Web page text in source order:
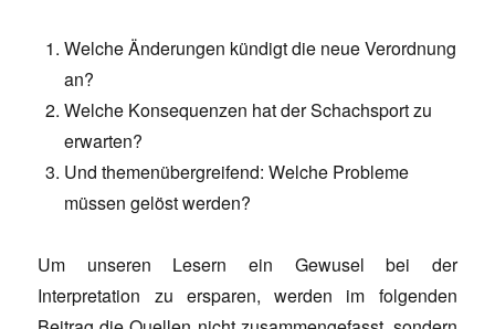
Welche Änderungen kündigt die neue Verordnung
an?
Welche Konsequenzen hat der Schachsport zu
erwarten?
Und themenübergreifend: Welche Probleme
müssen gelöst werden?
Um unseren Lesern ein Gewusel bei der
Interpretation zu ersparen, werden im folgenden